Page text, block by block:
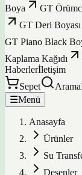
Boya
GT
GT Deri Boyası
GT Piano Black
Kaplama Kağıdı
Haberlerİletişim
Sepet
Arama
☰Menü
Anasayfa
Ürünler
Su
Desenler